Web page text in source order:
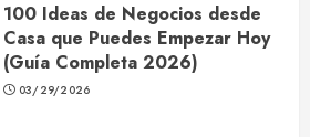
100 Ideas de Negocios desde
Casa que Puedes Empezar Hoy
(Guía Completa 2026)
03/29/2026